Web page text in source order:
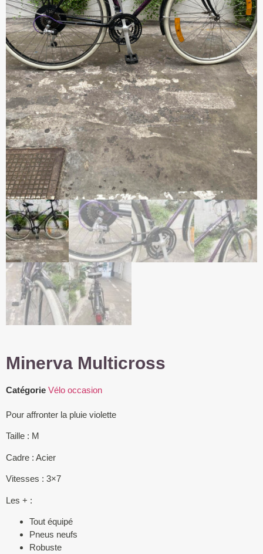
Minerva Multicross
Catégorie Vélo occasion
Pour affronter la pluie violette
Taille : M
Cadre : Acier
Vitesses : 3×7
Les + :
Tout équipé
Pneus neufs
Robuste